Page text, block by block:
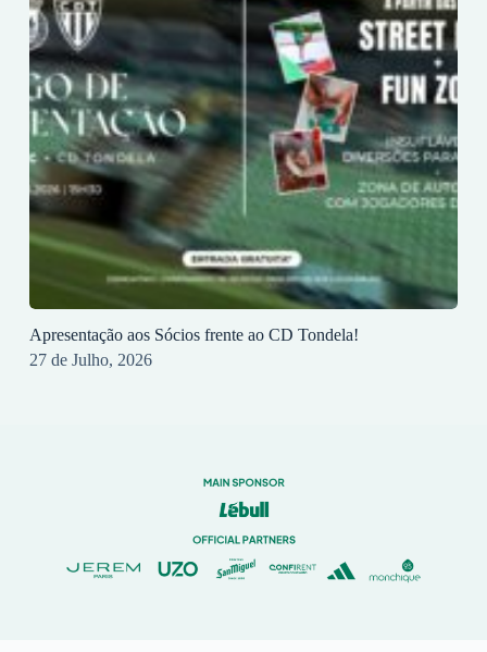
Apresentação aos Sócios frente ao CD Tondela!
27 de Julho, 2026